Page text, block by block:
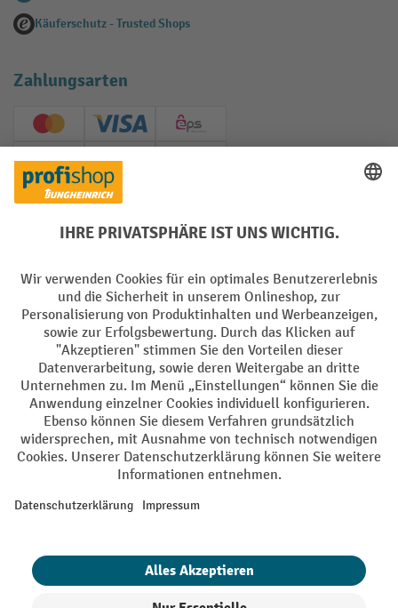
Käuferschutz - Trusted Shops
Zahlungsarten
Creditcard (Master)Creditcard (Visa)
EPS
PayPal
Soziale Netzwerke
Impressum Datenschutz
Barrierefreiheit Privacy Settings
Alle Preise exkl. gesetzl. Mehrwertsteuer zzgl.Versandkostenund ggf.
Nachnahmegebühren, wenn nicht anders angegeben.
¹ Der Rabatt gilt so lange der Vorrat reicht. Der Rabatt gilt nicht auf
oder Gutscheinen ist nicht möglich. | ² Der Rabatt wird einmalig bei
eingelöst werden. Die Höhe des Rabatts variiert je nach
Produktkategorie und beträgt bis zu 10 % (10 % auf Lager, Umwelt,